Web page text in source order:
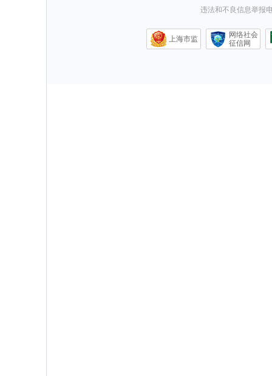
违法和不良信息举报
上海市监
网络社会
征信网